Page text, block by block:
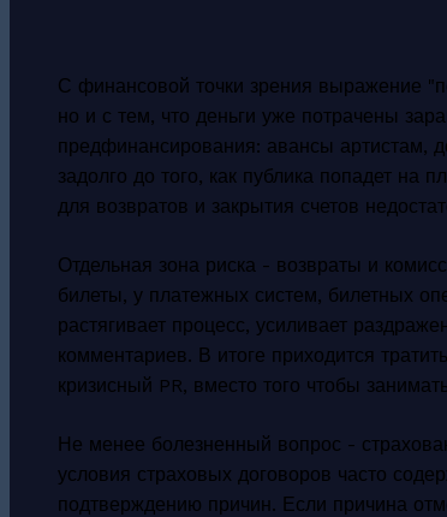
С финансовой точки зрения выражение
но и с тем, что деньги уже потрачены
предфинансирования: авансы артистам,
задолго до того, как публика попадет на
для возвратов и закрытия счетов
Отдельная зона риска - возвраты и
билеты, у платежных систем, билетных
растягивает процесс, усиливает
комментариев. В итоге приходится
кризисный PR, вместо того чтобы
Не менее болезненный вопрос -
условия страховых договоров часто
подтверждению причин. Если причина